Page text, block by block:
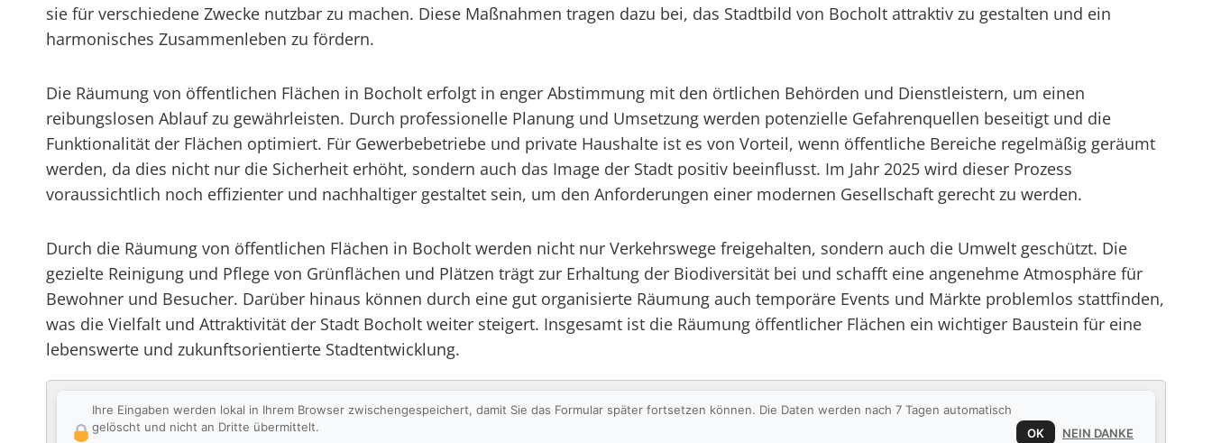
sie für verschiedene Zwecke nutzbar zu machen. Diese Maßnahmen tragen dazu bei, das Stadtbild von Bocholt attraktiv zu gestalten und ein
harmonisches Zusammenleben zu fördern.
Die Räumung von öffentlichen Flächen in Bocholt erfolgt in enger Abstimmung mit den örtlichen Behörden und Dienstleistern, um einen
reibungslosen Ablauf zu gewährleisten. Durch professionelle Planung und Umsetzung werden potenzielle Gefahrenquellen beseitigt und die
Funktionalität der Flächen optimiert. Für Gewerbebetriebe und private Haushalte ist es von Vorteil, wenn öffentliche Bereiche regelmäßig geräumt
werden, da dies nicht nur die Sicherheit erhöht, sondern auch das Image der Stadt positiv beeinflusst. Im Jahr 2025 wird dieser Prozess
voraussichtlich noch effizienter und nachhaltiger gestaltet sein, um den Anforderungen einer modernen Gesellschaft gerecht zu werden.
Durch die Räumung von öffentlichen Flächen in Bocholt werden nicht nur Verkehrswege freigehalten, sondern auch die Umwelt geschützt. Die
gezielte Reinigung und Pflege von Grünflächen und Plätzen trägt zur Erhaltung der Biodiversität bei und schafft eine angenehme Atmosphäre für
Bewohner und Besucher. Darüber hinaus können durch eine gut organisierte Räumung auch temporäre Events und Märkte problemlos stattfinden,
was die Vielfalt und Attraktivität der Stadt Bocholt weiter steigert. Insgesamt ist die Räumung öffentlicher Flächen ein wichtiger Baustein für eine
lebenswerte und zukunftsorientierte Stadtentwicklung.
Ihre Eingaben werden lokal in Ihrem Browser zwischengespeichert, damit Sie das Formular später fortsetzen können. Die Daten werden nach 7 Tagen automatisch
gelöscht und nicht an Dritte übermittelt.
OK NEIN DANKE